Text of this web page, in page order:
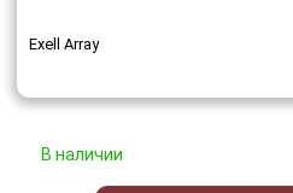
Exell Array
В наличии